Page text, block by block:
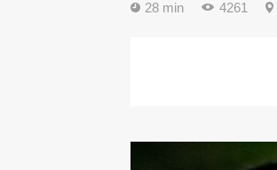
28 min 4261